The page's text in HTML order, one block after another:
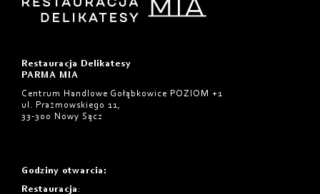
Restauracja Delikatesy
PARMA MIA
Centrum Handlowe Gołąbkowice POZIOM +1
ul. Prażmowskiego 11,
33-300 Nowy Sącz
Godziny otwarcia :
Restauracja :